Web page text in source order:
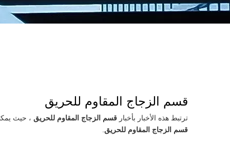
قسم الزجاج المقاوم للحريق
ترتبط هذه الأخبار بأخبار قسم الزجاج المقاوم للحريق ، حيث
قسم الزجاج المقاوم للحريق